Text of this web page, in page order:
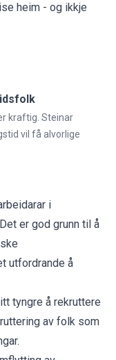
heim - og ikkje
kraftig. Steinar
vil få alvorlige
i
er god grunn til å
utfordrande å
tyngre å rekruttere
av folk som